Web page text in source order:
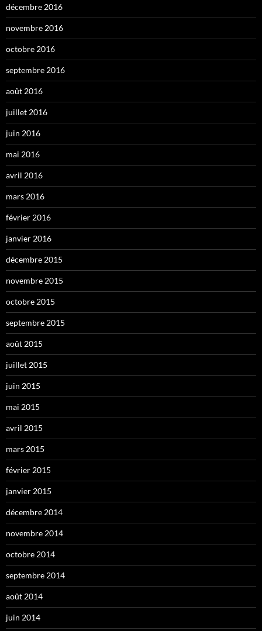
décembre 2016
novembre 2016
octobre 2016
septembre 2016
août 2016
juillet 2016
juin 2016
mai 2016
avril 2016
mars 2016
février 2016
janvier 2016
décembre 2015
novembre 2015
octobre 2015
septembre 2015
août 2015
juillet 2015
juin 2015
mai 2015
avril 2015
mars 2015
février 2015
janvier 2015
décembre 2014
novembre 2014
octobre 2014
septembre 2014
août 2014
juin 2014